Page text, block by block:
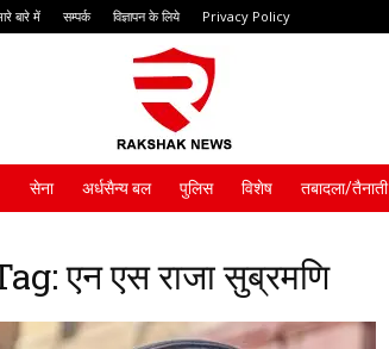
बारे में सम्पर्क विज्ञापन के लिये Privacy Policy
सेना अर्धसैन्य बल पुलिस विशेष तबादला/तैनाती
एन एस राजा सुब्रमणि